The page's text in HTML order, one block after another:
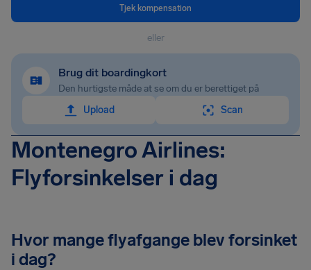
Tjek kompensation
eller
Brug dit boardingkort
Den hurtigste måde at se om du er berettiget på
Upload
Scan
Montenegro Airlines:
Flyforsinkelser i dag
Hvor mange flyafgange blev forsinket
i dag?